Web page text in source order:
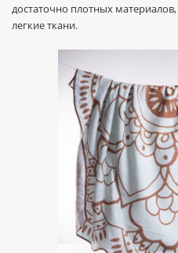
достаточно плотных
легкие ткани.